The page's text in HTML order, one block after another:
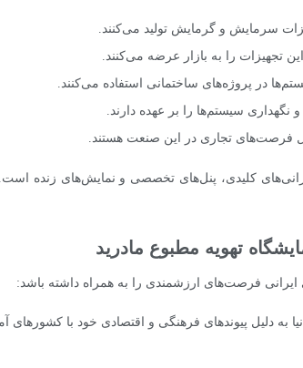
سرمایش و گرمایش تولید می‌کنند.
تجهیزات را به بازار عرضه می‌کنند.
در پروژه‌های ساختمانی استفاده می‌کنند.
سیستم‌ها را بر عهده دارند.
فرصت‌های تجاری در این صنعت هستند.
کلیدی، پنل‌های تخصصی و نمایش‌های زنده
تهویه مطبوع مادرید
به دلیل پیوندهای فرهنگی و اقتصادی خود با کشورهای